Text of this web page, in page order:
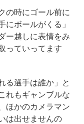
の時にゴール前に
にボールがくる」
ー越しに表情をみ
っていってます
る選手は誰か」と
れもギャンブルな
ほかのカメラマン
は出せませんの